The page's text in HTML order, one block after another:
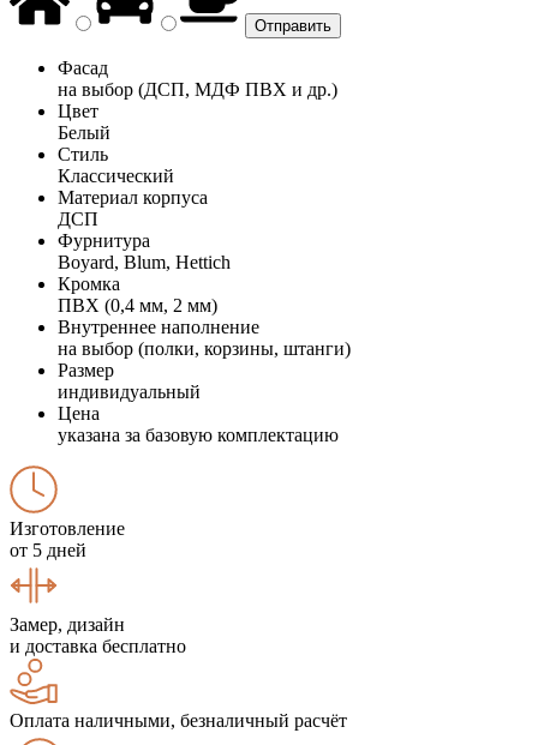
Фасад
на выбор (ДСП, МДФ ПВХ и др.)
Цвет
Белый
Стиль
Классический
Материал корпуса
ДСП
Фурнитура
Boyard, Blum, Hettich
Кромка
ПВХ (0,4 мм, 2 мм)
Внутреннее наполнение
на выбор (полки, корзины, штанги)
Размер
индивидуальный
Цена
указана за базовую комплектацию
Изготовление
от 5 дней
Замер, дизайн
и доставка бесплатно
Оплата наличными, безналичный расчёт